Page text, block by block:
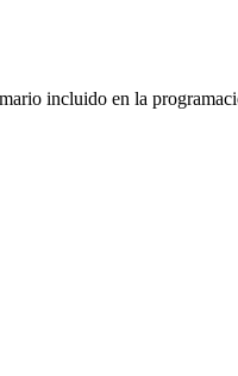
incluido en la